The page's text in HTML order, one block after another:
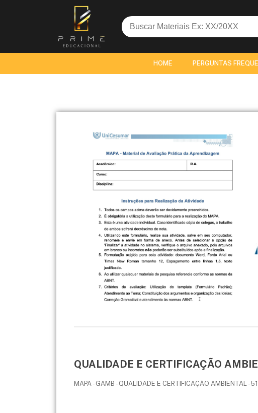
Search
for:
HOME PERGUNTAS
QUALIDADE E CERTIFICAÇÃO
MAPA - GAMB - QUALIDADE E CERTIFICAÇÃO AMBIENTAL -